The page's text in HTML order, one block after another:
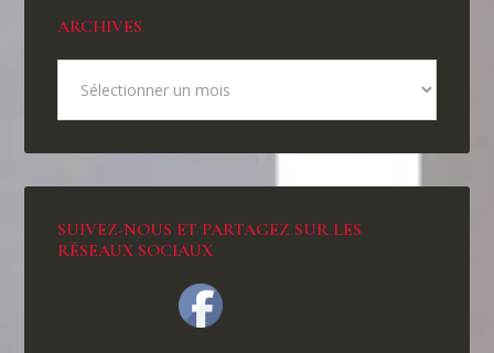
ARCHIVES
SUIVEZ-NOUS ET PARTAGEZ SUR LES
RÉSEAUX SOCIAUX